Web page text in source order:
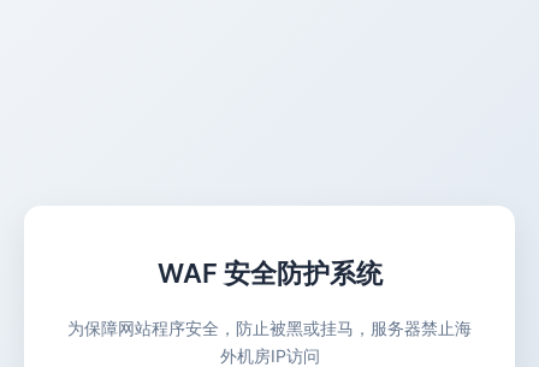
WAF 安全防护系统
为保障网站程序安全，防止被黑或挂马，服务器禁止海
外机房IP访问